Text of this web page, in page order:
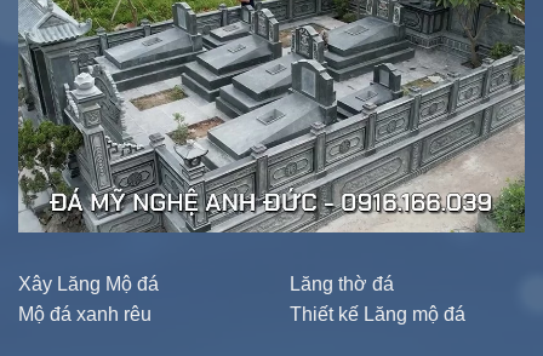
Xây Lăng Mộ đá
Mộ đá xanh rêu
Lăng thờ đá
Thiết kế Lăng mộ đá